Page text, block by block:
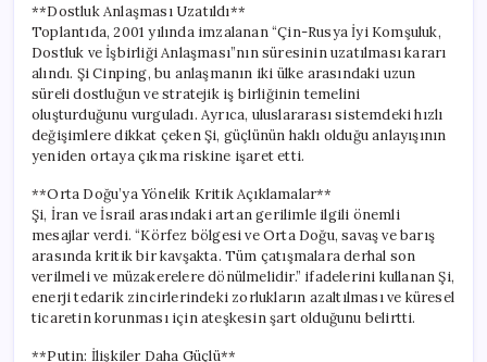
**Dostluk Anlaşması Uzatıldı**
Toplantıda, 2001 yılında imzalanan “Çin-Rusya İyi Komşuluk,
Dostluk ve İşbirliği Anlaşması”nın süresinin uzatılması kararı
alındı. Şi Cinping, bu anlaşmanın iki ülke arasındaki uzun
süreli dostluğun ve stratejik iş birliğinin temelini
oluşturduğunu vurguladı. Ayrıca, uluslararası sistemdeki hızlı
değişimlere dikkat çeken Şi, güçlünün haklı olduğu anlayışının
yeniden ortaya çıkma riskine işaret etti.
**Orta Doğu’ya Yönelik Kritik Açıklamalar**
Şi, İran ve İsrail arasındaki artan gerilimle ilgili önemli
mesajlar verdi. “Körfez bölgesi ve Orta Doğu, savaş ve barış
arasında kritik bir kavşakta. Tüm çatışmalara derhal son
verilmeli ve müzakerelere dönülmelidir.” ifadelerini kullanan Şi,
enerji tedarik zincirlerindeki zorlukların azaltılması ve küresel
ticaretin korunması için ateşkesin şart olduğunu belirtti.
**Putin: İlişkiler Daha Güçlü**